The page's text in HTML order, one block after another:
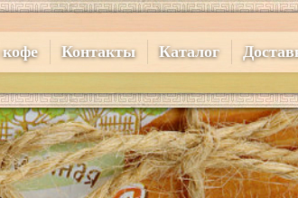
Контакты Каталог